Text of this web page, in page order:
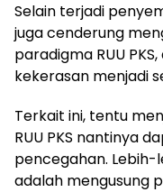
Selain terjadi
juga cenderung
paradigma RUU
kekerasan menjadi
Terkait ini, tentu
RUU PKS nantinya
pencegahan. Lebih-
adalah mengusung